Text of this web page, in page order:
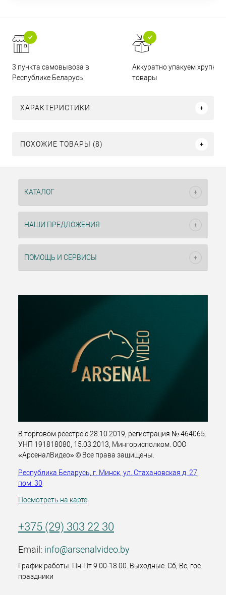
3 пункта самовывоза в
Республике Беларусь
Аккуратно упакуем хрупкие
товары
ХАРАКТЕРИСТИКИ
ПОХОЖИЕ ТОВАРЫ (8)
КАТАЛОГ
НАШИ ПРЕДЛОЖЕНИЯ
ПОМОЩЬ И СЕРВИСЫ
В торговом реестре с 28.10.2019, регистрация № 464065.
УНП 191818080, 15.03.2013, Мингорисполком. ООО
«АрсеналВидео» © Все права защищены.
Республика Беларусь, г. Минск, ул. Стахановская д. 27,
пом. 30
Посмотреть на карте
+375 (29) 303 22 30
Email: info@arsenalvideo.by
График работы: Пн-Пт 9.00-18.00. Выходные: Сб, Вс, гос.
праздники